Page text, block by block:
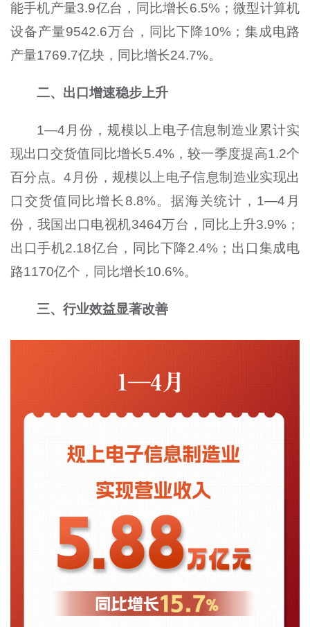
能手机产量3.9亿台，同比增长6.5%；微型计算机
设备产量9542.6万台，同比下降10%；集成电路
产量1769.7亿块，同比增长24.7%。
二、出口增速稳步上升
1—4月份，规模以上电子信息制造业累计实
现出口交货值同比增长5.4%，较一季度提高1.2个
百分点。4月份，规模以上电子信息制造业实现出
口交货值同比增长8.8%。据海关统计，1—4月
份，我国出口电视机3464万台，同比上升3.9%；
出口手机2.18亿台，同比下降2.4%；出口集成电
路1170亿个，同比增长10.6%。
三、行业效益显著改善